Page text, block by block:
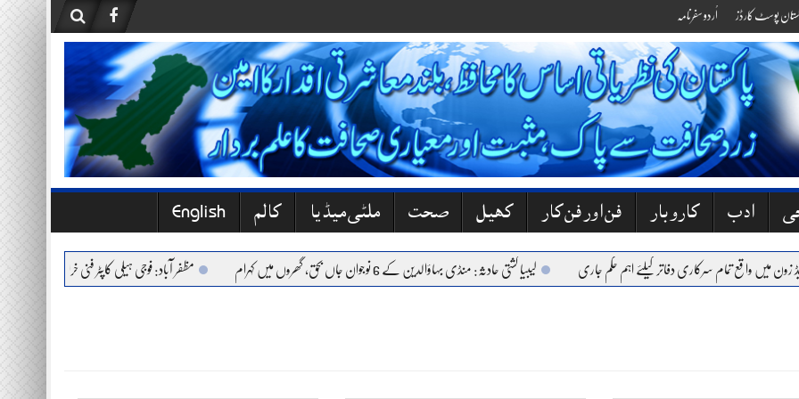
پوسٹ کارڈز اُردو سفرنامہ
ادب کاروبار فن اور فن کار کھیل صحت ملٹی میڈیا کالم English
میں واقع تمام سرکاری دفاتر کیلئے اہم حکم جاری لیبیا کشتی حادثہ: منڈی بہاؤالدین کے 6 نوجوان جاں بحق، گھروں میں کہرام مظفر آباد: فوجی ہیلی کاپٹر فنی خرابی کے باعث